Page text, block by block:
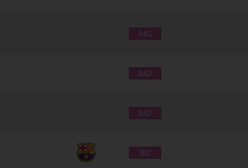
AIG
AID
AID
BU